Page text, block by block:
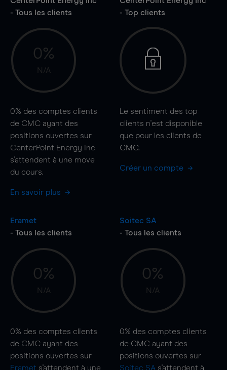
- Tous les clients
0%
N/A
0% des comptes clients
de CMC ayant des
positions ouvertes sur
CenterPoint Energy Inc
s'attendent à une move
du cours.
En savoir plus
- Top clients
Le sentiment des top
clients n'est disponible
que pour les clients de
CMC.
Créer un compte
Eramet
- Tous les clients
0%
N/A
0% des comptes clients
de CMC ayant des
positions ouvertes sur
Eramet s'attendent à une
Soitec SA
- Tous les clients
0%
N/A
0% des comptes clients
de CMC ayant des
positions ouvertes sur
Soitec SA s'attendent à